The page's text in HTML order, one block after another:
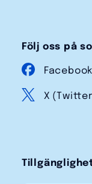
Följ oss på
Facebook
X